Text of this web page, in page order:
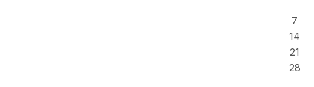
7
14
21
28